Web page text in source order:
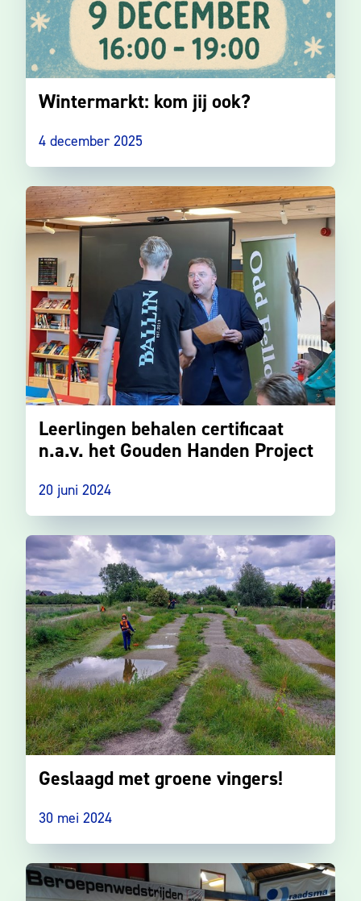
Wintermarkt: kom jij ook?
4 december 2025
Leerlingen behalen certificaat
n.a.v. het Gouden Handen Project
20 juni 2024
Geslaagd met groene vingers!
30 mei 2024